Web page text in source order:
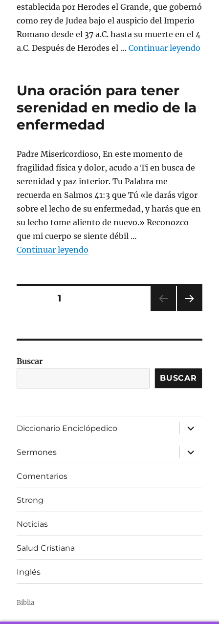
establecida por Herodes el Grande, que gobernó
como rey de Judea bajo el auspicio del Imperio
Romano desde el 37 a.C. hasta su muerte en el 4
a.C. Después de Herodes el …Continuar leyendo
Una oración para tener
serenidad en medio de la
enfermedad
Padre Misericordioso, En este momento de
fragilidad física y dolor, acudo a Ti en busca de
serenidad y paz interior. Tu Palabra me
recuerda en Salmos 41:3 que Tú «le darás vigor
sobre el lecho de su enfermedad, y harás que en
su lecho tome aliento de nuevo.» Reconozco
que mi cuerpo se siente débil …
Continuar leyendo
PÁGINA1
PÁGI
Buscar
BUSCAR
Diccionario Enciclópedico
expandir
el
menú
inferior
Sermones
expandir
el
menú
Comentarios
Strong
Noticias
Salud Cristiana
Inglés
Biblia